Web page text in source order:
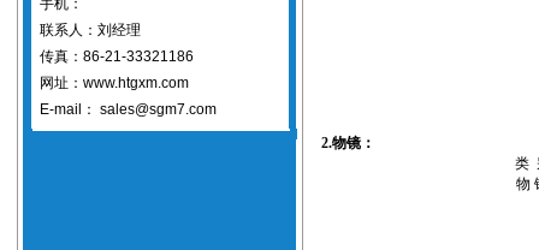
手机：
联系人：刘经理
传真：86-21-33321186
网址：www.htgxm.com
E-mail： sales@sgm7.com
2.物镜：
类
物